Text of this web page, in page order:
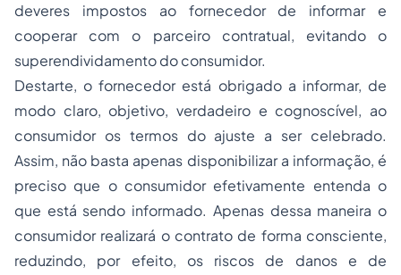
deveres impostos ao fornecedor de informar e
cooperar com o parceiro contratual, evitando o
superendividamento do consumidor.
Destarte, o fornecedor está obrigado a informar, de
modo claro, objetivo, verdadeiro e cognoscível, ao
consumidor os termos do ajuste a ser celebrado.
Assim, não basta apenas disponibilizar a informação, é
preciso que o consumidor efetivamente entenda o
que está sendo informado. Apenas dessa maneira o
consumidor realizará o contrato de forma consciente,
reduzindo, por efeito, os riscos de danos e de